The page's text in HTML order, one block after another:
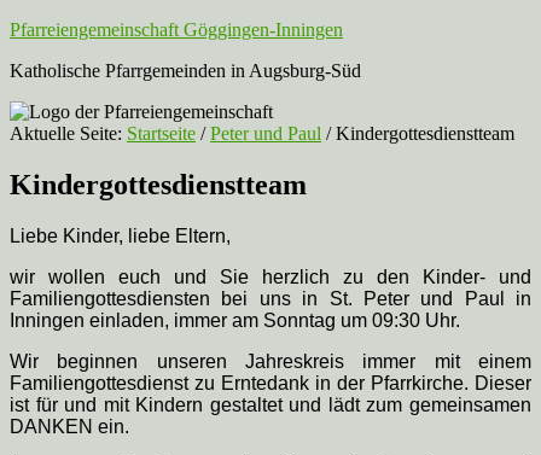
Pfarreiengemeinschaft Göggingen-Inningen
Katholische Pfarrgemeinden in Augsburg-Süd
Aktuelle Seite: Startseite / Peter und Paul /Kindergottesdienstteam
Kindergottesdienstteam
Liebe Kinder, liebe Eltern,
wir wollen euch und Sie herzlich zu den Kinder- und
Familiengottesdiensten bei uns in St. Peter und Paul in
Inningen einladen, immer am Sonntag um 09:30 Uhr.
Wir beginnen unseren Jahreskreis immer mit einem
Familiengottesdienst zu Erntedank in der Pfarrkirche. Dieser
ist für und mit Kindern gestaltet und lädt zum gemeinsamen
DANKEN ein.